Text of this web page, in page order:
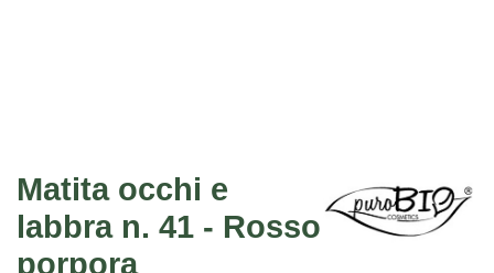
Matita occhi e
labbra n. 41 - Rosso
porpora